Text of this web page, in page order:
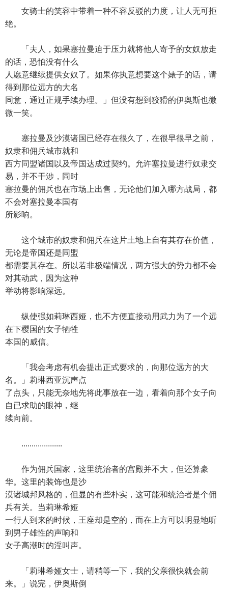
女骑士的笑容中带着一种不容反驳的力度，让人无可拒
绝。
「夫人，如果塞拉曼迫于压力就将他人寄予的女奴放走
的话，恐怕没有什么
人愿意继续提供女奴了。如果你执意想要这个婊子的话，请
得到那位远方的大名
同意，通过正规手续办理。」但没有想到狡猾的伊奥斯也微
微一笑。
塞拉曼及沙漠诸国已经存在很久了，在很早很早之前，
奴隶和佣兵城市就和
西方同盟诸国以及帝国达成过契约。允许塞拉曼进行奴隶交
易，并不干涉，同时
塞拉曼的佣兵也在市场上出售，无论他们加入哪方战局，都
不会对塞拉曼本国有
所影响。
这个城市的奴隶和佣兵在这片土地上自有其存在价值，
无论是帝国还是同盟
都需要其存在。所以若非极端情况，两方强大的势力都不会
对其动武，因为这种
举动将影响深远。
纵使强如莉琳西娅，也不方便直接动用武力为了一个远
在下樱国的女子牺牲
本国的威信。
「我会考虑有机会提出正式要求的，向那位远方的大
名。」莉琳西亚沉声点
了点头，只能无奈地先将此事放在一边，看着向那个女子向
自已求助的眼神，继
续向前。
....................
作为佣兵国家，这里统治者的宫殿并不大，但还算豪
华。这里的装饰也是沙
漠诸城邦风格的，但显的有些朴实，这可能和统治者是个佣
兵有关。当莉琳希娅
一行人到来的时候，王座却是空的，而在上方可以明显地听
到男子雄性的声响和
女子高潮时的淫叫声。
「莉琳希娅女士，请稍等一下，我的父亲很快就会前
来。」说完，伊奥斯倒